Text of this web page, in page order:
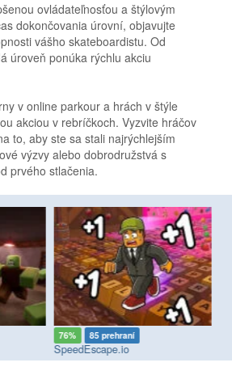
ovládateľnosťou a štýlovým
dokončovania úrovní, objavujte
vášho skateboardistu. Od
úroveň ponúka rýchlu akciu
v online parkour a hrách v štýle
akciou v rebríčkoch. Vyzvite hráčov
to, aby ste sa stali najrýchlejším
výzvy alebo dobrodružstvá s
prvého stlačenia.
76% 85 prehraní
SpeedEscape.io